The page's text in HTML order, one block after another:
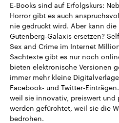
E-Books sind auf Erfolgskurs:
Horror gibt es auch
nie gedruckt wird. Aber kann
Gutenberg-Galaxis ersetzen?
Sex and Crime im Internet
Sachtexte gibt es nur noch
bieten elektronische Versionen
immer mehr kleine
Facebook- und Twitter-
weil sie innovativ, preiswert und
werden gefürchtet, weil sie die
bedrohen.